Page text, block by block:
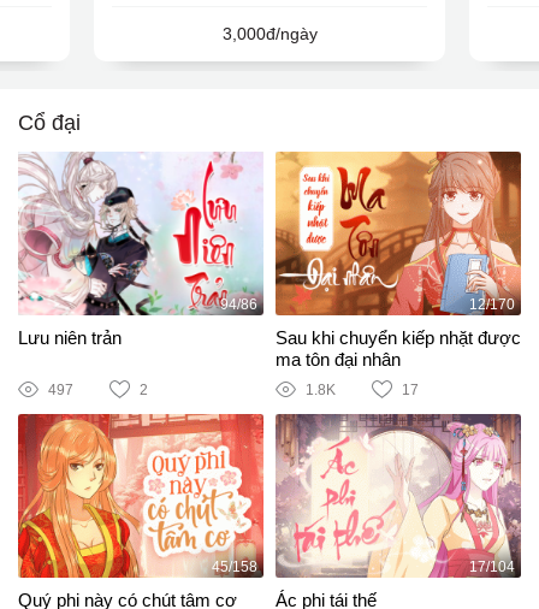
3,000đ/ngày
Cổ đại
94/86
Lưu niên trản
497 2
12/170
Sau khi chuyển kiếp nhặt được
ma tôn đại nhân
1.8K 17
45/158
Quý phi này có chút tâm cơ
17/104
Ác phi tái thế